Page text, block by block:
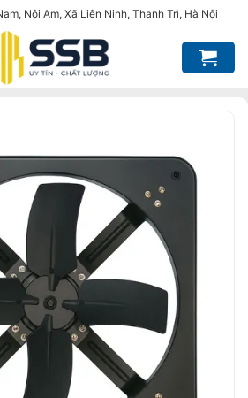
Nội Am, Xã Liên Ninh, Thanh Trì, Hà Nội